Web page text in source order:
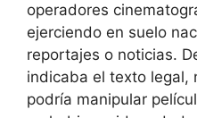
operadores
ejerciendo en suelo
reportajes o noticias.
indicaba el texto legal,
podría manipular